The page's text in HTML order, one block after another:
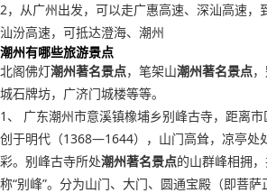
2，从广州出发，可以走广惠高速、深汕高速，
汕汾高速，可抵达澄海、潮州
潮州有哪些旅游景点
北阁佛灯潮州著名景点，笔架山潮州著名景点
城石牌坊，广济门城楼等等。
1、 广东潮州市意溪镇橡埔乡别峰古寺，距离
创于明代（1368—1644），山门高耸，凉亭处
彩。别峰古寺所处潮州著名景点的山群峰相拥
称“别峰”。分为山门、大门、圆通宝殿（即菩